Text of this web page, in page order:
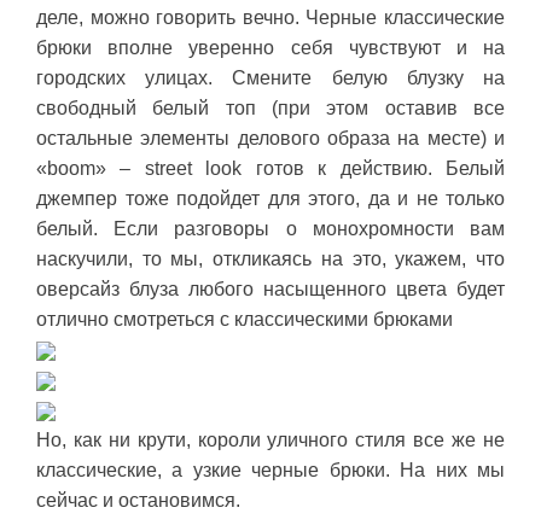
деле, можно говорить вечно. Черные классические
брюки вполне уверенно себя чувствуют и на
городских улицах. Смените белую блузку на
свободный белый топ (при этом оставив все
остальные элементы делового образа на месте) и
«boom» – street look готов к действию. Белый
джемпер тоже подойдет для этого, да и не только
белый. Если разговоры о монохромности вам
наскучили, то мы, откликаясь на это, укажем, что
оверсайз блуза любого насыщенного цвета будет
отлично смотреться с классическими брюками
Но, как ни крути, короли уличного стиля все же не
классические, а узкие черные брюки. На них мы
сейчас и остановимся.